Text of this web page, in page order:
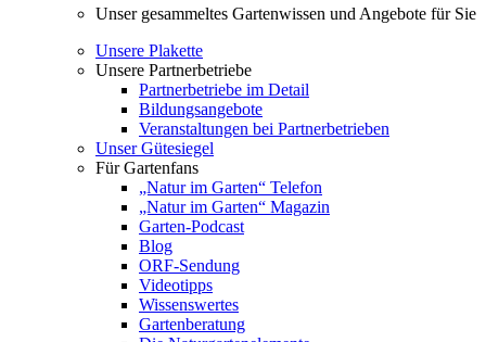
Unser gesammeltes Gartenwissen und Angebote für Sie
Unsere Plakette
Unsere Partnerbetriebe
Partnerbetriebe im Detail
Bildungsangebote
Veranstaltungen bei Partnerbetrieben
Unser Gütesiegel
Für Gartenfans
„Natur im Garten“ Telefon
„Natur im Garten“ Magazin
Garten-Podcast
Blog
ORF-Sendung
Videotipps
Wissenswertes
Gartenberatung